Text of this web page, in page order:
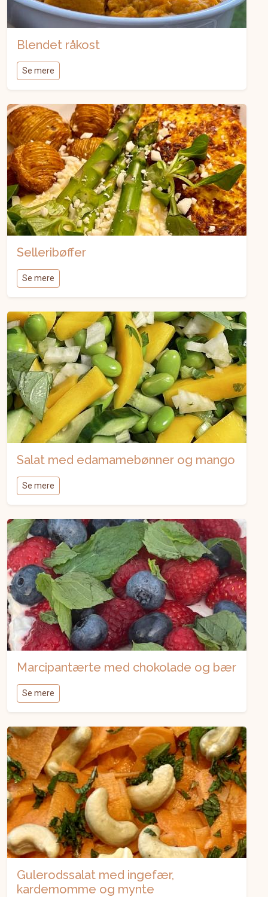
Blendet råkost
Se mere
Selleribøffer
Se mere
Salat med edamamebønner og mango
Se mere
Marcipantærte med chokolade og bær
Se mere
Gulerodssalat med ingefær,
kardemomme og mynte